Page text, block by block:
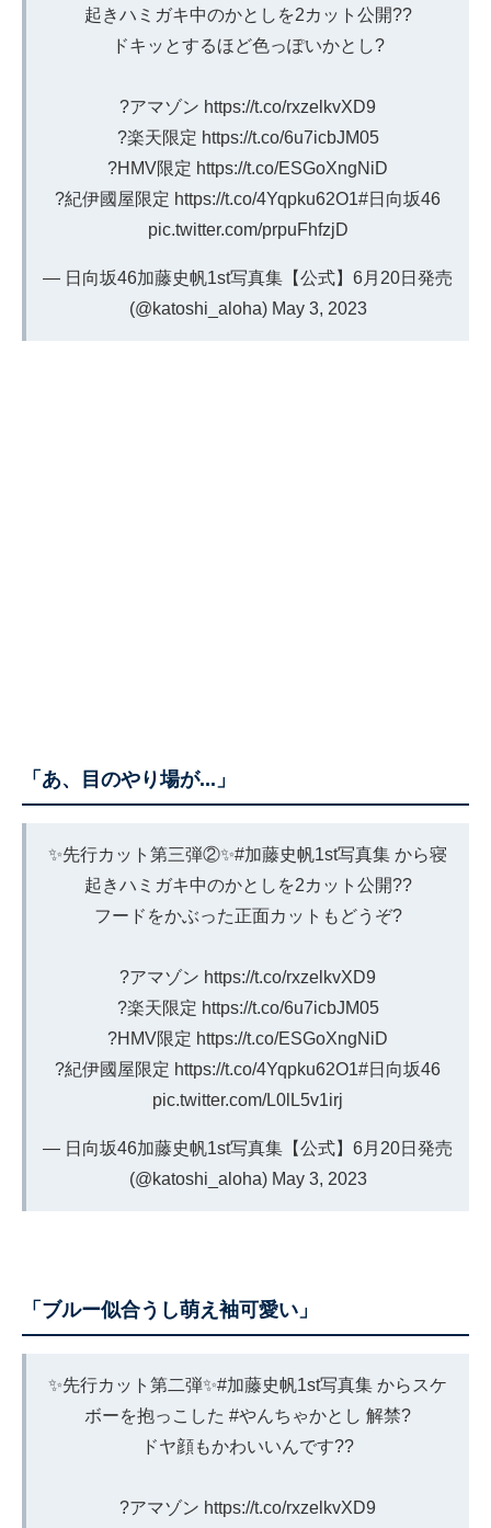
起きハミガキ中のかとしを2カット公開??
ドキッとするほど色っぽいかとし?
?アマゾン https://t.co/rxzelkvXD9
?楽天限定 https://t.co/6u7icbJM05
?HMV限定 https://t.co/ESGoXngNiD
?紀伊國屋限定 https://t.co/4Yqpku62O1#日向坂46
pic.twitter.com/prpuFhfzjD
— 日向坂46加藤史帆1st写真集【公式】6月20日発売
(@katoshi_aloha) May 3, 2023
「あ、目のやり場が...」
✨先行カット第三弾②✨#加藤史帆1st写真集 から寝
起きハミガキ中のかとしを2カット公開??
フードをかぶった正面カットもどうぞ?
?アマゾン https://t.co/rxzelkvXD9
?楽天限定 https://t.co/6u7icbJM05
?HMV限定 https://t.co/ESGoXngNiD
?紀伊國屋限定 https://t.co/4Yqpku62O1#日向坂46
pic.twitter.com/L0lL5v1irj
— 日向坂46加藤史帆1st写真集【公式】6月20日発売
(@katoshi_aloha) May 3, 2023
「ブルー似合うし萌え袖可愛い」
✨先行カット第二弾✨#加藤史帆1st写真集 からスケ
ボーを抱っこした #やんちゃかとし 解禁?
ドヤ顔もかわいいんです??
?アマゾン https://t.co/rxzelkvXD9